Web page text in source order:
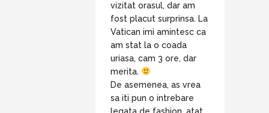
vizitat orasul, dar am
fost placut surprinsa. La
Vatican imi amintesc ca
am stat la o coada
uriasa, cam 3 ore, dar
merita.
De asemenea, as vrea
sa iti pun o intrebare